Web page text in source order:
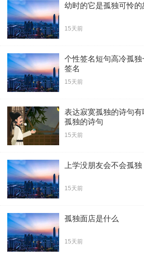
幼时的它是孤独可怜
15天前
个性签名短句高冷孤
签名
15天前
表达寂寞孤独的诗句
孤独的诗句
15天前
上学没朋友会不会孤独
15天前
孤独面店是什么
15天前